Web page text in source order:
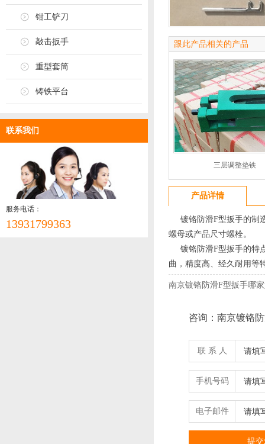
钳工铲刀
敲击扳手
重型套筒
铸铁平台
联系我们
服务电话：
13931799363
跟此产品相关的产品
三层调整垫铁
产品详情
镀铬防滑F型扳手的制
螺母或产品尺寸螺栓。
镀铬防滑F型扳手的特
曲，精度高、经久耐用等
南京镀铬防滑F型扳手哪
咨询：南京镀铬
联 系 人
手机号码
电子邮件